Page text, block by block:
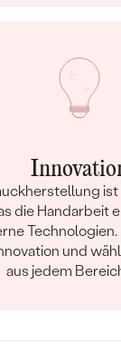
ist
die Handarbeit
und
aus jedem